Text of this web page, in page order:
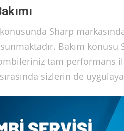
konusunda Sharp
Bakım
tam performans
sizlerin de